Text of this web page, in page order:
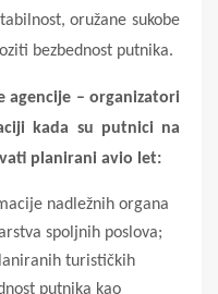
oružane sukobe
bezbednost putnika.
agencije – organizatori
kada su putnici na
planirani avio let:
nadležnih organa
spoljnih poslova;
turističkih
putnika kao